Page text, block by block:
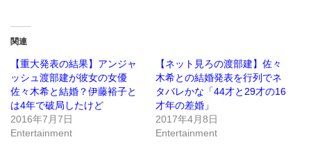
(新
し
い
ウ
ィ
ン
ド
ウ
で
開
ッ
ク
し
て
く
だ
さ
い
(新
し
関連
【重大発表の結果】アンジャ
ッシュ渡部建が彼女の女優
佐々木希と結婚？伊藤裕子と
は4年で破局したけど
2016年7月7日
Entertainment
【ネット見ろの渡部建】佐々
木希との結婚発表を行列でネ
タバレかな「44才と29才の16
才年の差婚」
2017年4月8日
Entertainment